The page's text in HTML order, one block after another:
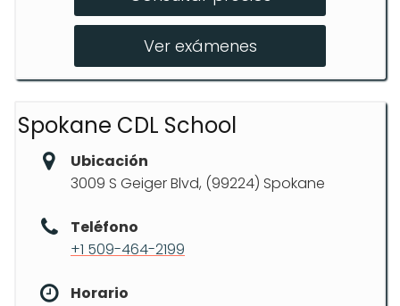
Simulación de Examen
Ver exámenes
Spokane CDL School
Ubicación
3009 S Geiger Blvd, (99224) Spokane
Teléfono
+1 509-464-2199
Horario